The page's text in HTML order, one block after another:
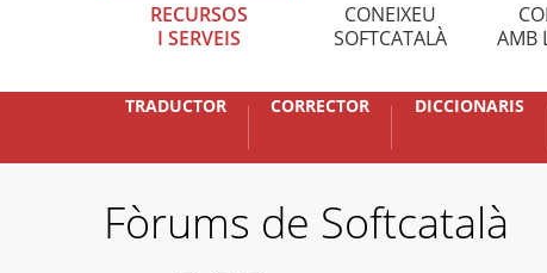
RECURSOS
I SERVEIS
CONEIXEU
SOFTCATALÀ
AMB
TRADUCTOR CORRECTOR DICCIONARIS
Fòrums de Softcatalà